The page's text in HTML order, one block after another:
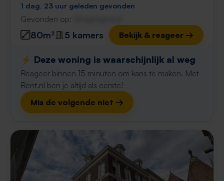
1 dag, 23 uur geleden gevonden
Gevonden op:
80m² 5 kamers Bekijk & reageer →
⚡️ Deze woning is waarschijnlijk al weg
Reageer binnen 15 minuten om kans te maken. Met
Rent.nl ben je altijd als eerste!
Mis de volgende niet →